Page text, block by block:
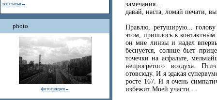
все статьи→
photo
фотогалерея→
замечания...
давай, наста, ломай печати,
Правлю, ретуширую... голову
этом, пришлось к
он мне линзы и надел
беснуется, солнце бьет
точечки на асфальте,
непрогретого воздуха.
отовсюду. И я эдакая
росте 167. И я очень
избежит Моей участи....